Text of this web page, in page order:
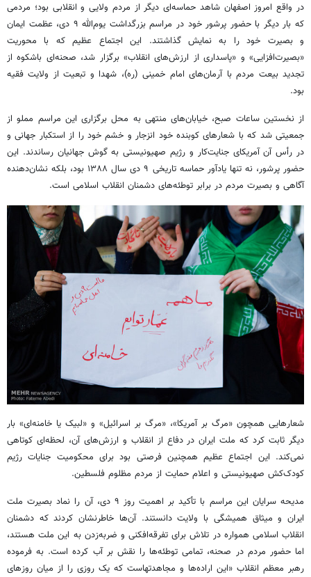
در واقع امروز اصفهان شاهد حماسه‌ای دیگر از مردم ولایی و انقلابی بود؛ مردمی
که بار دیگر با حضور پرشور خود در مراسم بزرگداشت یوم‌الله ۹ دی، عظمت ایمان
و بصیرت خود را به نمایش گذاشتند. این اجتماع عظیم که با محوریت
«بصیرت‌افزایی» و «پاسداری از ارزش‌های انقلاب» برگزار شد، صحنه‌ای باشکوه از
تجدید بیعت مردم با آرمان‌های امام خمینی (ره)، شهدا و تبعیت از ولایت فقیه
بود.
از نخستین ساعات صبح، خیابان‌های منتهی به محل برگزاری این مراسم مملو از
جمعیتی شد که با شعارهای کوبنده خود انزجار و خشم خود را از استکبار جهانی و
در رأس آن آمریکای جنایت‌کار و رژیم صهیونیستی به گوش جهانیان رساندند. این
حضور پرشور، نه تنها یادآور حماسه تاریخی ۹ دی سال ۱۳۸۸ بود، بلکه نشان‌دهنده
آگاهی و بصیرت مردم در برابر توطئه‌های دشمنان انقلاب اسلامی است.
شعارهایی همچون «مرگ بر آمریکا»، «مرگ بر اسرائیل» و «لبیک یا خامنه‌ای» بار
دیگر ثابت کرد که ملت ایران در دفاع از انقلاب و ارزش‌های آن، لحظه‌ای کوتاهی
نمی‌کند. این اجتماع عظیم همچنین فرصتی بود برای محکومیت جنایات رژیم
کودک‌کش صهیونیستی و اعلام حمایت از مردم مظلوم فلسطین.
مدیحه سرایان این مراسم با تأکید بر اهمیت روز ۹ دی، آن را نماد بصیرت ملت
ایران و میثاق همیشگی با ولایت دانستند. آن‌ها خاطرنشان کردند که دشمنان
انقلاب اسلامی همواره در تلاش برای تفرقه‌افکنی و ضربه‌زدن به این ملت هستند،
اما حضور مردم در صحنه، تمامی توطئه‌ها را نقش بر آب کرده است. به فرموده
رهبر معظم انقلاب «این اراده‌ها و مجاهدتهاست که یک روزی را از میان روزهای